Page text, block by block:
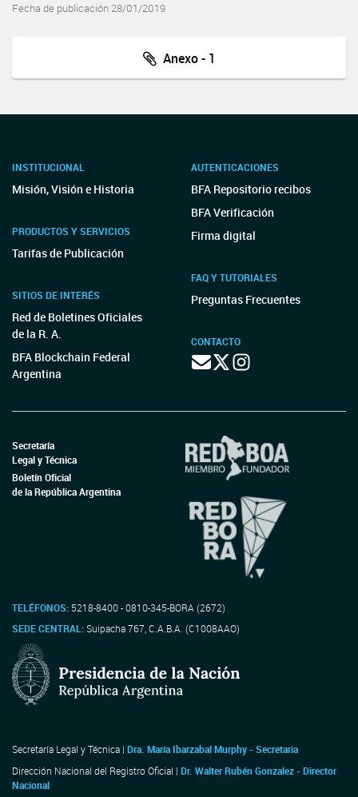
Fecha de publicación 28/01/2019
Anexo - 1
INSTITUCIONAL
Misión, Visión e Historia
PRODUCTOS Y SERVICIOS
Tarifas de Publicación
SITIOS DE INTERÉS
Red de Boletines Oficiales
de la R. A.
BFA Blockchain Federal
Argentina
AUTENTICACIONES
BFA Repositorio recibos
BFA Verificación
Firma digital
FAQ Y TUTORIALES
Preguntas Frecuentes
CONTACTO
Secretaría
Legal y Técnica
Boletín Oficial
de la República Argentina
TELÉFONOS: 5218-8400 - 0810-345-BORA (2672)
SEDE CENTRAL:Suipacha 767, C.A.B.A. (C1008AAO)
Secretaría Legal y Técnica | Dra. María Ibarzabal Murphy - Secretaria
Dirección Nacional del Registro Oficial | Dr. Walter Rubén Gonzalez - Director
Nacional